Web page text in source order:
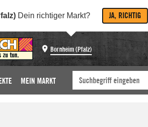
Dein richtiger Markt? JA, RICHTIG
Bornheim (Pfalz)
MEIN MARKT